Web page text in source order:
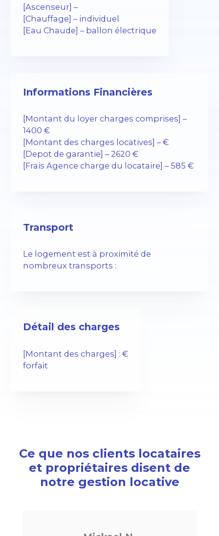
[Ascenseur] –
[Chauffage] – individuel
[Eau Chaude] – ballon électrique
Informations Financières
[Montant du loyer charges comprises] –
1400 €
[Montant des charges locatives] – €
[Depot de garantie] – 2620 €
[Frais Agence charge du locataire] – 585 €
Transport
Le logement est à proximité de
nombreux transports :
Détail des charges
[Montant des charges] : €
forfait
Ce que nos clients locataires
et propriétaires disent de
notre gestion locative